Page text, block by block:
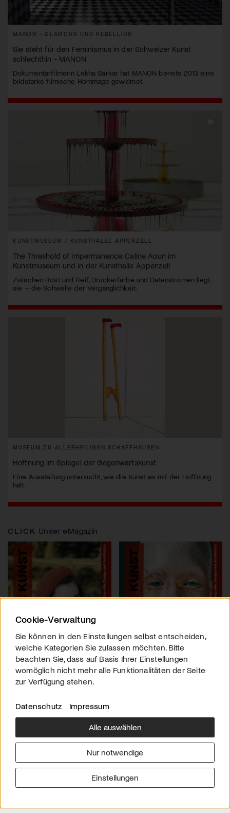
MANON - GLAMOUR UND REBELLION
Sie steht für den Feminismus in der Schweizer Kunst
schlechthin - MANON
Dokumentarfilmerin Lekha Sarkar hat MANON bereits 2013 eine
bildstarke filmische Hommage gewidmet.
KUNSTMUSEUM / KUNSTHALLE APPENZELL
The Threshold of Impermanence: Caline Aoun im
Kunstmuseum und in der Kunsthalle Appenzell
Zwischen Rost und Reif, Druckerfarbe und Datenströmen liegt
sie – die Schwelle der Vergänglichkeit.
MUSEUM ZU ALLERHEILIGEN SCHAFFHAUSEN
Hoffnung im Spiegel der Gegenwartskunst
Eine Ausstellung untersucht, wie die Kunst es mit der Hoffnung
hält.
CLICK Unser eMagazin
Über uns
Downloads
Werben
Impressum
Cookie-Verwaltung
Sie können in den Einstellungen selbst entscheiden,
welche Kategorien Sie zulassen möchten. Bitte
beachten Sie, dass auf Basis Ihrer Einstellungen
womöglich nicht mehr alle Funktionalitäten der Seite
zur Verfügung stehen.
Datenschutz Impressum
Alle auswählen
Nur notwendige
Einstellungen